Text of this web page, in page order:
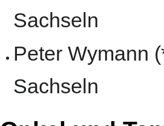
Sachseln
Peter Wymann
Sachseln